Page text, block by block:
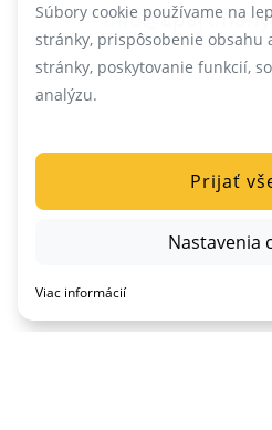
Súbory cookie používame na
stránky, prispôsobenie obsahu
stránky, poskytovanie funkcií,
analýzu.
Prijať
Nastavenia
Viac informácií